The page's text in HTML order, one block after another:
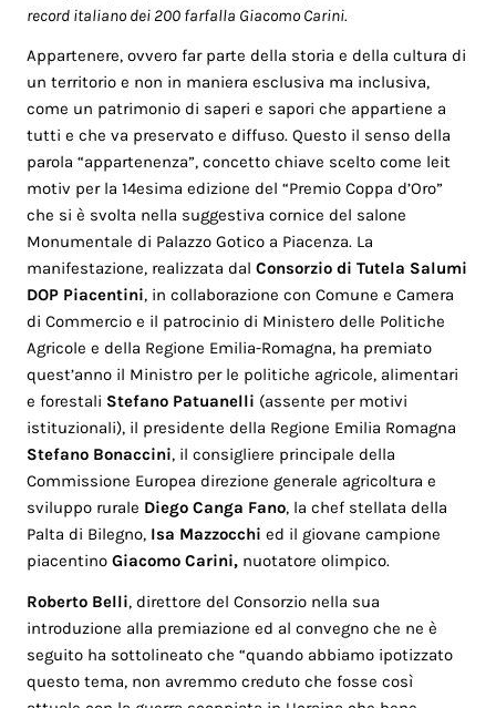
record italiano dei 200 farfalla Giacomo Carini.
Appartenere, ovvero far parte della storia e della cultura di
un territorio e non in maniera esclusiva ma inclusiva,
come un patrimonio di saperi e sapori che appartiene a
tutti e che va preservato e diffuso. Questo il senso della
parola “appartenenza”, concetto chiave scelto come leit
motiv per la 14esima edizione del “Premio Coppa d’Oro”
che si è svolta nella suggestiva cornice del salone
Monumentale di Palazzo Gotico a Piacenza. La
manifestazione, realizzata dalConsorzio di Tutela Salumi
DOP Piacentini, in collaborazione con Comune e Camera
di Commercio e il patrocinio di Ministero delle Politiche
Agricole e della Regione Emilia-Romagna, ha premiato
quest’anno il Ministro per le politiche agricole, alimentari
e forestali Stefano Patuanelli (assente per motivi
istituzionali), il presidente della Regione Emilia Romagna
Stefano Bonaccini, il consigliere principale della
Commissione Europea direzione generale agricoltura e
sviluppo rurale Diego Canga Fano, la chef stellata della
Palta di Bilegno, Isa Mazzocchied il giovane campione
piacentino Giacomo Carini, nuotatore olimpico.
Roberto Belli, direttore del Consorzio nella sua
introduzione alla premiazione ed al convegno che ne è
seguito ha sottolineato che “quando abbiamo ipotizzato
questo tema, non avremmo creduto che fosse così